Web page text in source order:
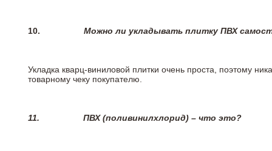
10. Можно ли укладывать плитку ПВХ
Укладка кварц-виниловой плитки очень проста, поэтому
товарному чеку покупателю.
11. ПВХ (поливинилхлорид) – что это?